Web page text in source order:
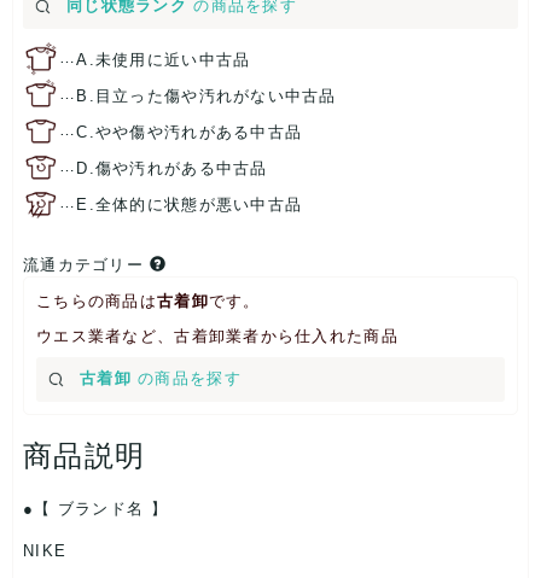
同じ状態ランク の商品を探す
…A.未使用に近い中古品
… B.目立った傷や汚れがない中古品
…C.やや傷や汚れがある中古品
… D.傷や汚れがある中古品
… E.全体的に状態が悪い中古品
流通カテゴリー
こちらの商品は古着卸です。
ウエス業者など、古着卸業者から仕入れた商品
古着卸 の商品を探す
商品説明
【 ブランド名 】
NIKE